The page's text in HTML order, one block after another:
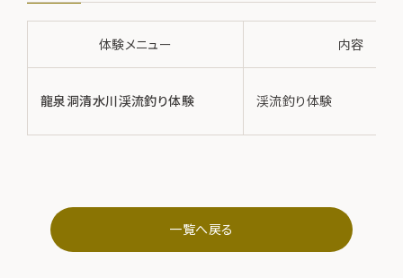
体験メニュー 内容
龍泉洞清水川渓流釣り体験 渓流釣り体験
一覧へ戻る